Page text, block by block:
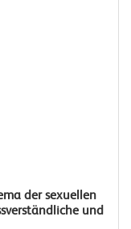
der sexuellen
und